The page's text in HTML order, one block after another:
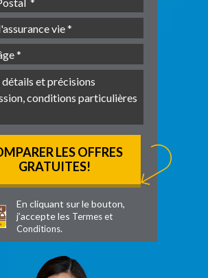
En cliquant sur le bouton,
j’accepte les Termes et
Conditions.